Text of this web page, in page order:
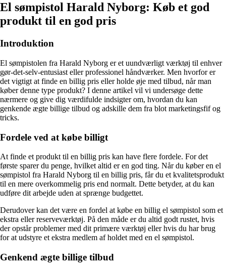
El sømpistol Harald Nyborg: Køb et god
produkt til en god pris
Introduktion
El sømpistolen fra Harald Nyborg er et uundværligt værktøj til enhver
gør-det-selv-entusiast eller professionel håndværker. Men hvorfor er
det vigtigt at finde en billig pris eller holde øje med tilbud, når man
køber denne type produkt? I denne artikel vil vi undersøge dette
nærmere og give dig værdifulde indsigter om, hvordan du kan
genkende ægte billige tilbud og adskille dem fra blot marketingsfif og
tricks.
Fordele ved at købe billigt
At finde et produkt til en billig pris kan have flere fordele. For det
første sparer du penge, hvilket altid er en god ting. Når du køber en el
sømpistol fra Harald Nyborg til en billig pris, får du et kvalitetsprodukt
til en mere overkommelig pris end normalt. Dette betyder, at du kan
udføre dit arbejde uden at sprænge budgettet.
Derudover kan det være en fordel at købe en billig el sømpistol som et
ekstra eller reserveværktøj. På den måde er du altid godt rustet, hvis
der opstår problemer med dit primære værktøj eller hvis du har brug
for at udstyre et ekstra medlem af holdet med en el sømpistol.
Genkend ægte billige tilbud